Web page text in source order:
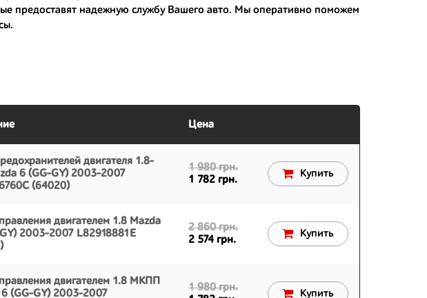
предоставят надежную службу Вашего авто. Мы оперативно поможем
Цена
двигателя 1.8-
6 (GG-GY) 2003-2007
(64020)
1 980 грн.
1 782 грн.
Купить
двигателем 1.8 Mazda
2003-2007 L82918881E
2 860 грн.
2 574 грн.
Купить
двигателем 1.8 МКПП
6 (GG-GY) 2003-2007
1 980 грн.
Купить